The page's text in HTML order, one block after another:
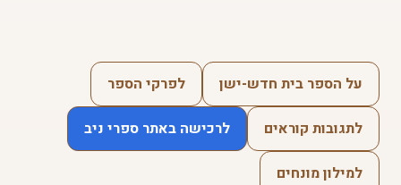
על הספר בית חדש-ישן לפרקי הספר
לתגובות קוראים לרכישה באתר ספרי ניב
למילון מונחים